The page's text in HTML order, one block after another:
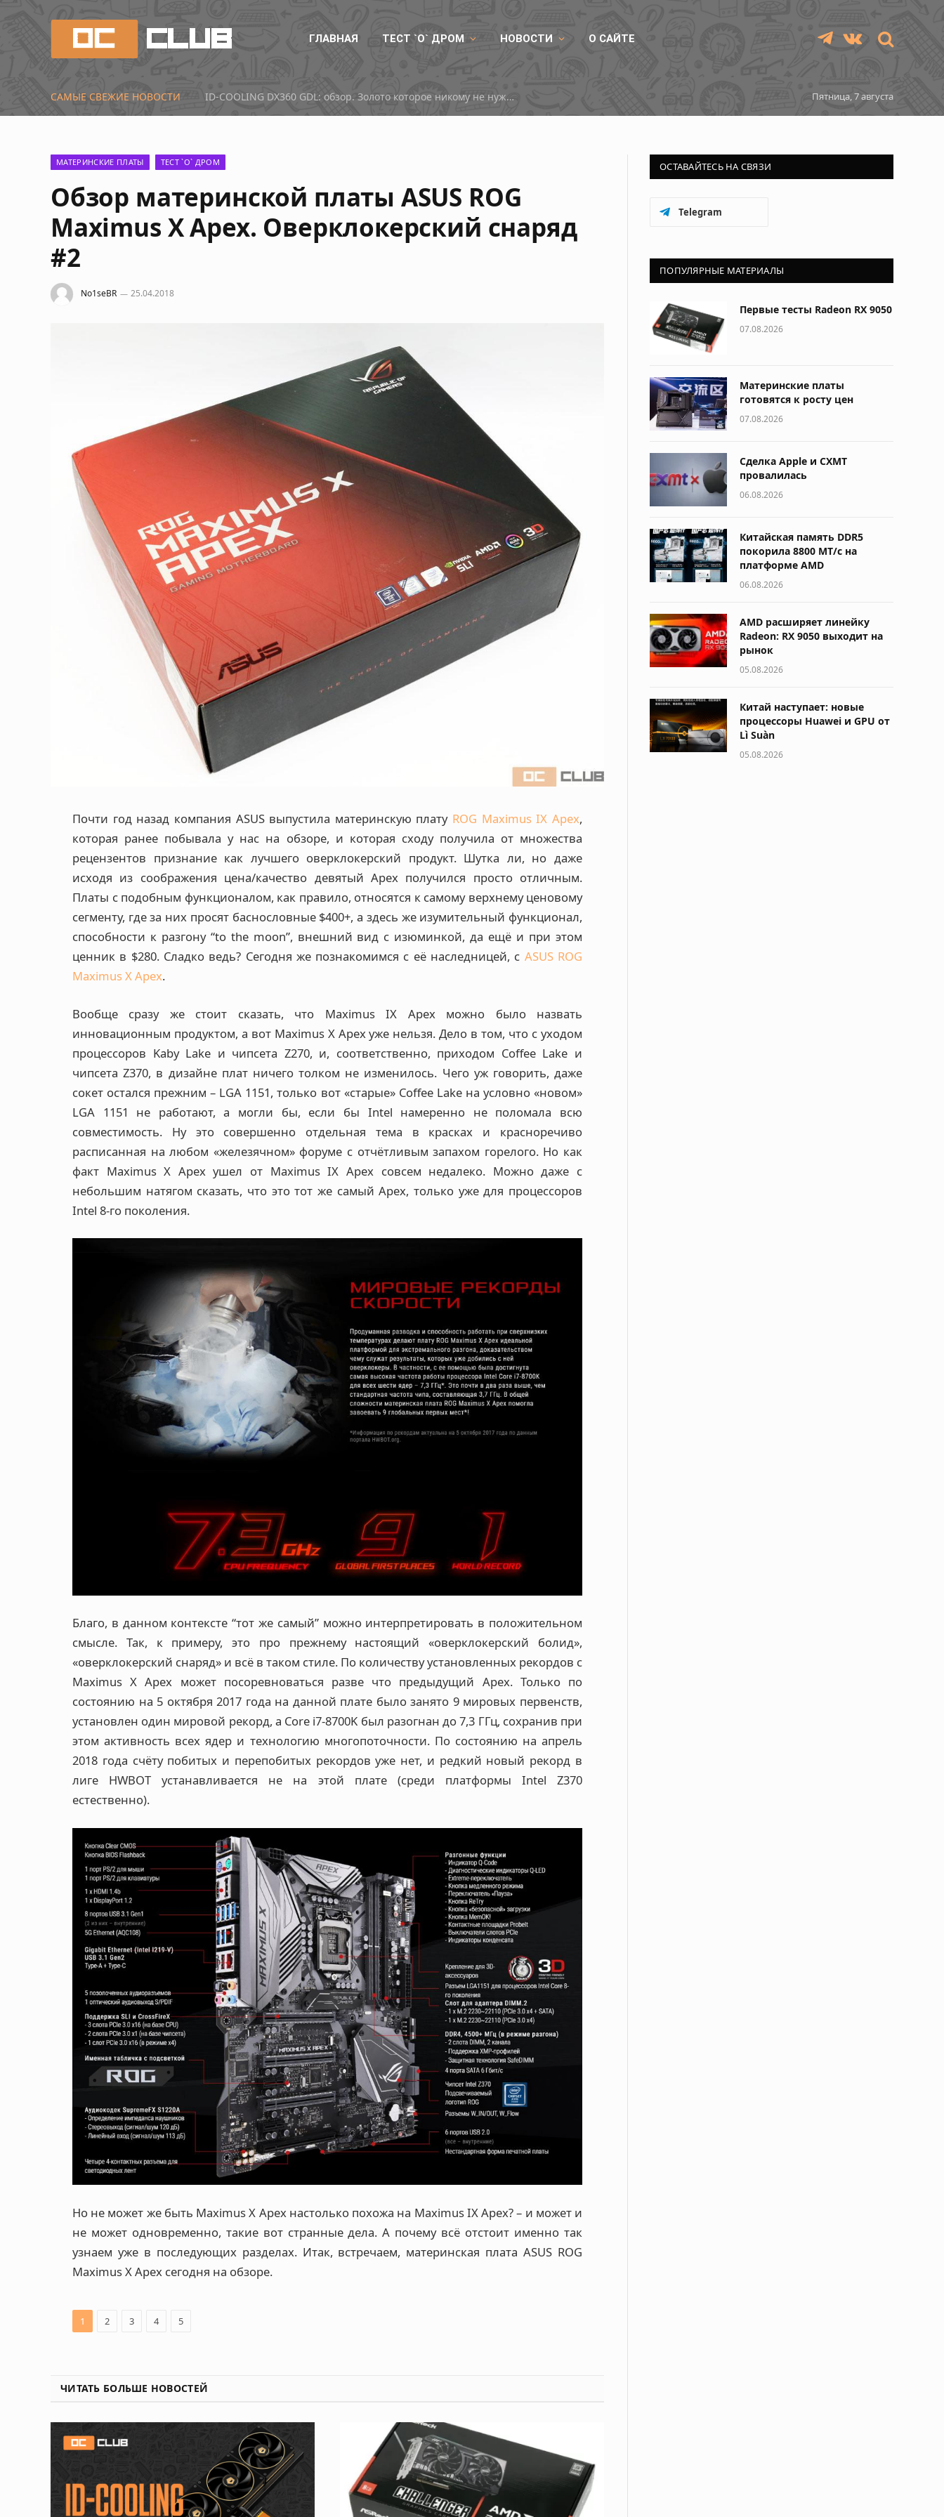
ГЛАВНАЯ ТЕСТ `О` ДРОМ НОВОСТИ О САЙТЕ TelegramVKontakte
САМЫЕ СВЕЖИЕ НОВОСТИ Первые тесты Radeon RX 9050 Пятница, 7 августа
МАТЕРИНСКИЕ ПЛАТЫ ТЕСТ `О` ДРОМ
Обзор материнской платы ASUS ROG
Maximus X Apex. Оверклокерский снаряд
#2
No1seBR 25.04.2018
Почти год назад компания ASUS выпустила материнскую плату ROG Maximus IX Apex,
которая ранее побывала у нас на обзоре, и которая сходу получила от множества
рецензентов признание как лучшего оверклокерский продукт. Шутка ли, но даже
исходя из соображения цена/качество девятый Apex получился просто отличным.
Платы с подобным функционалом, как правило, относятся к самому верхнему ценовому
сегменту, где за них просят баснословные $400+, а здесь же изумительный функционал,
способности к разгону “to the moon”, внешний вид с изюминкой, да ещё и при этом
ценник в $280. Сладко ведь? Сегодня же познакомимся с её наследницей, с ASUS ROG
Maximus X Apex.
Вообще сразу же стоит сказать, что Maximus IX Apex можно было назвать
инновационным продуктом, а вот Maximus X Apex уже нельзя. Дело в том, что с уходом
процессоров Kaby Lake и чипсета Z270, и, соответственно, приходом Coffee Lake и
чипсета Z370, в дизайне плат ничего толком не изменилось. Чего уж говорить, даже
сокет остался прежним – LGA 1151, только вот «старые» Coffee Lake на условно «новом»
LGA 1151 не работают, а могли бы, если бы Intel намеренно не поломала всю
совместимость. Ну это совершенно отдельная тема в красках и красноречиво
расписанная на любом «железячном» форуме с отчётливым запахом горелого. Но как
факт Maximus X Apex ушел от Maximus IX Apex совсем недалеко. Можно даже с
небольшим натягом сказать, что это тот же самый Apex, только уже для процессоров
Intel 8-го поколения.
Благо, в данном контексте “тот же самый” можно интерпретировать в положительном
смысле. Так, к примеру, это про прежнему настоящий «оверклокерский болид»,
«оверклокерский снаряд» и всё в таком стиле. По количеству установленных рекордов с
Maximus X Apex может посоревноваться разве что предыдущий Apex. Только по
состоянию на 5 октября 2017 года на данной плате было занято 9 мировых первенств,
установлен один мировой рекорд, а Core i7-8700K был разогнан до 7,3 ГГц, сохранив при
этом активность всех ядер и технологию многопоточности. По состоянию на апрель
2018 года счёту побитых и перепобитых рекордов уже нет, и редкий новый рекорд в
лиге HWBOT устанавливается не на этой плате (среди платформы Intel Z370
естественно).
Но не может же быть Maximus X Apex настолько похожа на Maximus IX Apex? – и может и
не может одновременно, такие вот странные дела. А почему всё отстоит именно так
узнаем уже в последующих разделах. Итак, встречаем, материнская плата ASUS ROG
Maximus X Apex сегодня на обзоре.
1 2 3 4 5
ЧИТАТЬ БОЛЬШЕ НОВОСТЕЙ
ОСТАВАЙТЕСЬ НА СВЯЗИ
Telegram
ПОПУЛЯРНЫЕ МАТЕРИАЛЫ
Первые тесты Radeon RX 9050
07.08.2026
Материнские платы
готовятся к росту цен
07.08.2026
Сделка Apple и CXMT
провалилась
06.08.2026
Китайская память DDR5
покорила 8800 МТ/с на
платформе AMD
06.08.2026
AMD расширяет линейку
Radeon: RX 9050 выходит на
рынок
05.08.2026
Китай наступает: новые
процессоры Huawei и GPU от
Lì Suàn
05.08.2026